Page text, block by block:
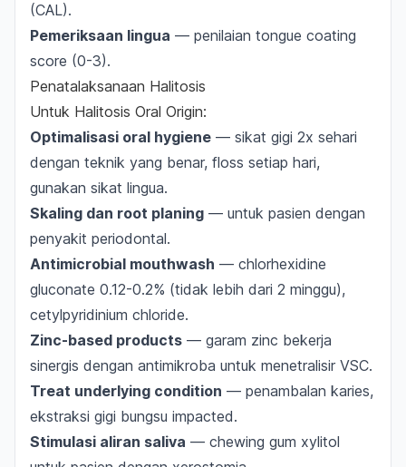
(CAL).
Pemeriksaan lingua — penilaian tongue coating
score (0-3).
Penatalaksanaan Halitosis
Untuk Halitosis Oral Origin:
Optimalisasi oral hygiene — sikat gigi 2x sehari
dengan teknik yang benar, floss setiap hari,
gunakan sikat lingua.
Skaling dan root planing — untuk pasien dengan
penyakit periodontal.
Antimicrobial mouthwash — chlorhexidine
gluconate 0.12-0.2% (tidak lebih dari 2 minggu),
cetylpyridinium chloride.
Zinc-based products — garam zinc bekerja
sinergis dengan antimikroba untuk menetralisir VSC.
Treat underlying condition — penambalan karies,
ekstraksi gigi bungsu impacted.
Stimulasi aliran saliva — chewing gum xylitol